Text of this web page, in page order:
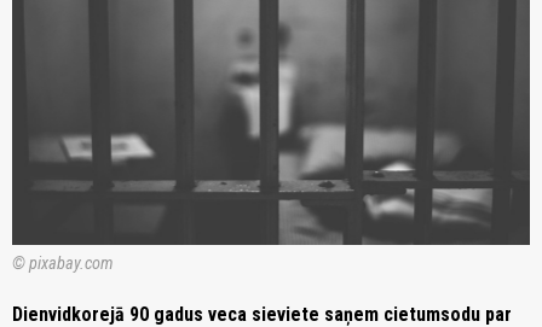
© pixabay.com
Dienvidkorejā 90 gadus veca sieviete saņem cietumsodu par